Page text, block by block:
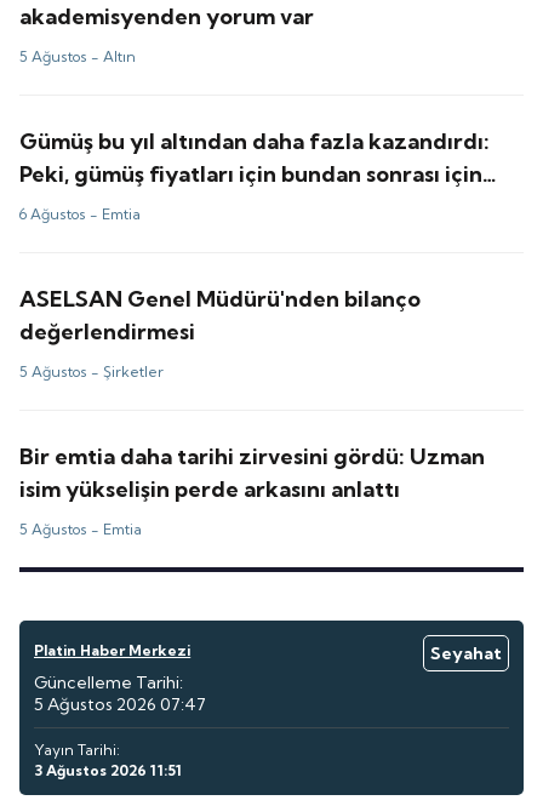
akademisyenden yorum var
5 Ağustos -Altın
Gümüş bu yıl altından daha fazla kazandırdı:
Peki, gümüş fiyatları için bundan sonrası için
tahminler ne?
6 Ağustos - Emtia
ASELSAN Genel Müdürü'nden bilanço
değerlendirmesi
5 Ağustos -Şirketler
Bir emtia daha tarihi zirvesini gördü: Uzman
isim yükselişin perde arkasını anlattı
5 Ağustos - Emtia
Platin Haber Merkezi
Seyahat
Güncelleme Tarihi:
5 Ağustos 2026 07:47
Yayın Tarihi:
3 Ağustos 2026 11:51